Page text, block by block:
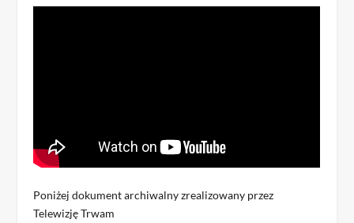
Poniżej dokument archiwalny zrealizowany przez
Telewizję Trwam